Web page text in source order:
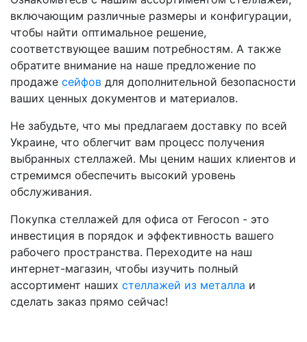
включающим различные размеры и конфигурации,
чтобы найти оптимальное решение,
соответствующее вашим потребностям. А также
обратите внимание на наше предложение по
продаже сейфов для дополнительной безопасности
ваших ценных документов и материалов.
Не забудьте, что мы предлагаем доставку по всей
Украине, что облегчит вам процесс получения
выбранных стеллажей. Мы ценим наших клиентов и
стремимся обеспечить высокий уровень
обслуживания.
Покупка стеллажей для офиса от Ferocon - это
инвестиция в порядок и эффективность вашего
рабочего пространства. Переходите на наш
интернет-магазин, чтобы изучить полный
ассортимент наших стеллажей из металла и
сделать заказ прямо сейчас!